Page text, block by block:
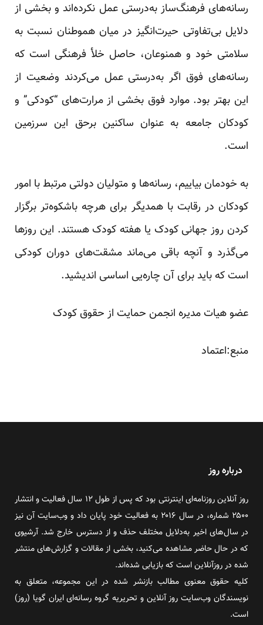
رسانه‌های فرهنگ‌ساز به‌درستی عمل نکرده‌اند و بخشی از
دلایل بی‌تفاوتی حیرت‌انگیز در میان هموطنان نسبت به
سلامتی خود و همنوعان، حاصل خلأ فرهنگی است که
رسانه‌های فوق اگر به‌درستی عمل می‌کردند وضعیت از
این بهتر بود. موارد فوق بخشی از مرارت‌های “کودکی” و
کودکان جامعه به عنوان ساکنین برحق این سرزمین
است.
به خودمان بیاییم، رسانه‌ها و متولیان دولتی مرتبط با امور
کودکان در رقابت با همدیگر برای هرچه باشکوه‌تر برگزار
کردن روز جهانی کودک یا هفته کودک هستند. این روزها
می‌گذرد و آنچه باقی می‌ماند مشقت‌های دوران کودکی
است که باید برای آن چاره‌یی اساسی اندیشید.
عضو هیات مدیره انجمن حمایت از حقوق کودک
منبع:اعتماد
درباره روز
روز آنلاین روزنامه‌ای اینترنتی بود که پس از طول ۱۲ سال فعالیت و انتشار
۲۵۰۰ شماره، در سال ۲۰۱۶ به فعالیت خود پایان داد و وب‌سایت آن نیز
در سال‌های اخیر به‌دلایل مختلف حذف و از دسترس خارج شد. آرشیوی
که در حال حاضر مشاهده می‌کنید، بخشی از مقالات و گزارش‌های منتشر
شده در روزآنلاین است که بازیابی شده‌اند.
کلیه حقوق معنوی مطالب بازنشر شده در این مجموعه، متعلق به
نویسندگان وب‌سایت روز آنلاین و تحریریه گروه رسانه‌ای ایران گویا (روز)
است.